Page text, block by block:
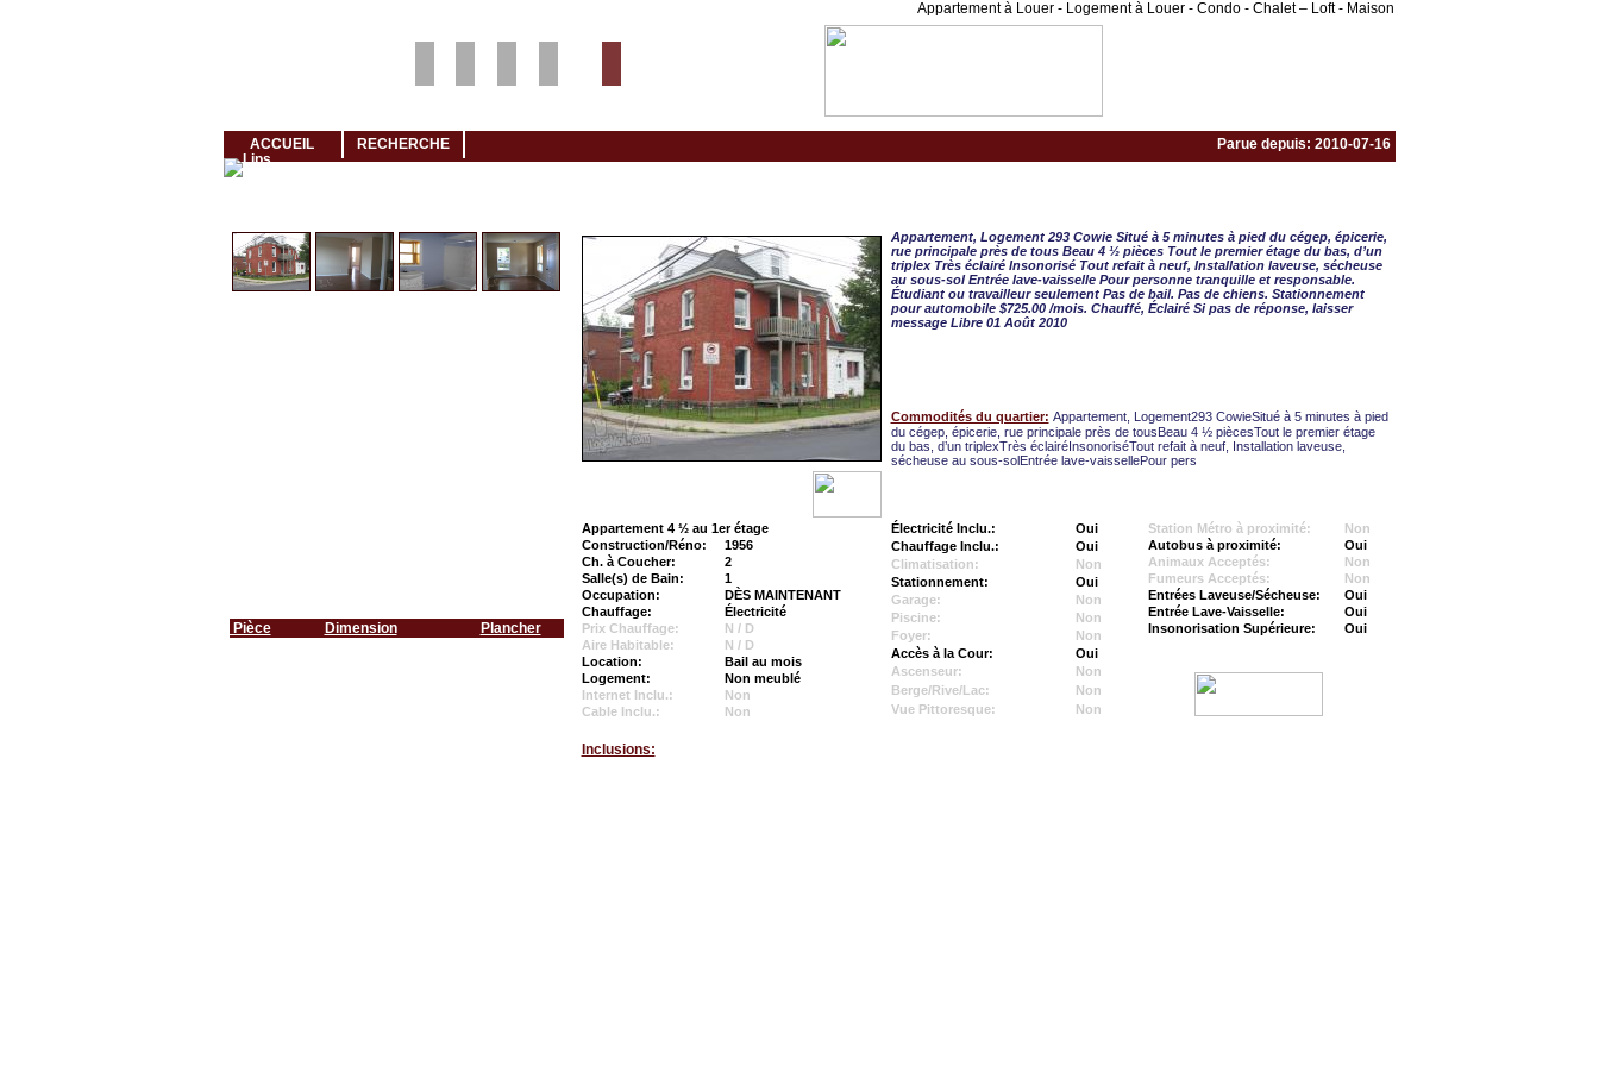
Appartement à Louer - Logement à Louer - Condo - Chalet – Loft - Maison
ACCUEIL RECHERCHE Parue depuis: 2010-07-16
Pièce Dimension Plancher
Appartement, Logement 293 Cowie Situé à 5 minutes à pied du cégep, épicerie,
rue principale près de tous Beau 4 ½ pièces Tout le premier étage du bas, d’un
triplex Très éclairé Insonorisé Tout refait à neuf, Installation laveuse, sécheuse
au sous-sol Entrée lave-vaisselle Pour personne tranquille et responsable.
Étudiant ou travailleur seulement Pas de bail. Pas de chiens. Stationnement
pour automobile $725.00 /mois. Chauffé, Éclairé Si pas de réponse, laisser
message Libre 01 Août 2010
Commodités du quartier: Appartement, Logement293 CowieSitué à 5 minutes à pied
du cégep, épicerie, rue principale près de tousBeau 4 ½ piècesTout le premier étage
du bas, d’un triplexTrès éclairéInsonoriséTout refait à neuf, Installation laveuse,
sécheuse au sous-solEntrée lave-vaissellePour pers
Appartement 4 ½ au 1er étage
Construction/Réno:
1956
Ch. à Coucher:
2
Salle(s) de Bain:
1
Occupation:
DÈS MAINTENANT
Chauffage:
Électricité
Prix Chauffage:
N / D
Aire Habitable:
N / D
Location:
Bail au mois
Logement:
Non meublé
Internet Inclu.:
Non
Cable Inclu.:
Non
Électricité Inclu.:
Oui
Chauffage Inclu.:
Oui
Climatisation:
Non
Stationnement:
Oui
Garage:
Non
Piscine:
Non
Foyer:
Non
Accès à la Cour:
Oui
Ascenseur:
Non
Berge/Rive/Lac:
Non
Vue Pittoresque:
Non
Station Métro à proximité:
Non
Autobus à proximité:
Oui
Animaux Acceptés:
Non
Fumeurs Acceptés:
Non
Entrées Laveuse/Sécheuse:
Oui
Entrée Lave-Vaisselle:
Oui
Insonorisation Supérieure:
Oui
Inclusions: